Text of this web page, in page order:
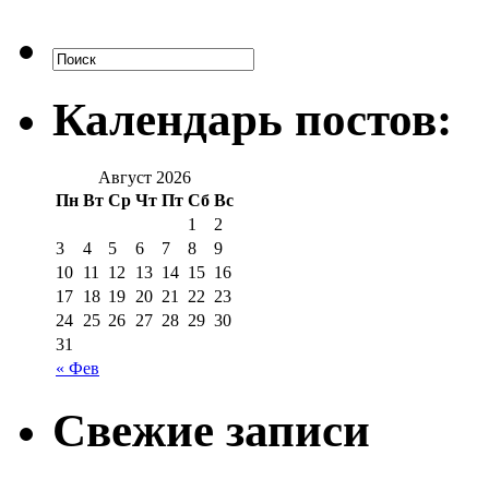
Календарь постов:
Август 2026
Пн Вт Ср Чт Пт Сб Вс
« Фев
1
2
3
4 5 6 7 8
9
10 11 12 13 14 15 16
17 18 19 20 21 22 23
24 25 26 27 28 29 30
31
Свежие записи